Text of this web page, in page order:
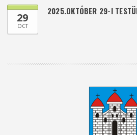
29
OCT
2025.OKTÓBER 29-I